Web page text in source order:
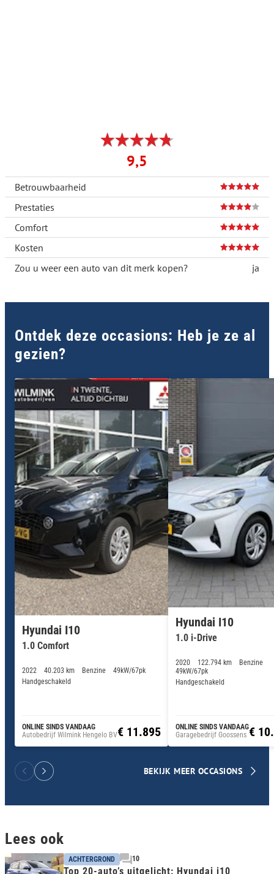
9,5
Betrouwbaarheid
Prestaties
Comfort
Kosten
Zou u weer een auto van dit merk kopen?
ja
Ontdek deze occasions: Heb je ze al
gezien?
Hyundai I10
1.0 Comfort
2022 40.203 km Benzine
49kW/67pk
Handgeschakeld
ONLINE SINDS VANDAAG
Autobedrijf Wilmink Hengelo BV€ 11.895
Hyundai I10
1.0 i-Drive
2020 122.794 km
Benzine
49kW/67pk
Handgeschakeld
ONLINE SINDS VANDAAG
Garagebedrijf Goossens €
BEKIJK MEER OCCASIONS
Lees ook
ACHTERGROND 10
Top 20-auto’s uitgelicht: Hyundai i10